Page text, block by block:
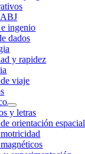
ABJ
ingenio
dados
y rapidez
viaje
y letras
orientación espacial